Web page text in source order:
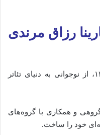
رزاق مرندی
سارینا رزاق مرندی، متولد سال ۱۳۷۳، از نوجوانی به دنیای تئاتر
و همکاری با گروه‌های
خود را ساخت.